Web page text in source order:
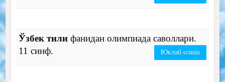
Ўзбек тилифанидан олимпиада саволлари.
11 синф.
Юклаб олиш